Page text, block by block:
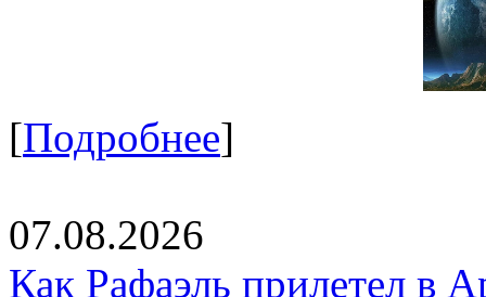
[Подробнее]
07.08.2026
Как Рафаэль прилетел в